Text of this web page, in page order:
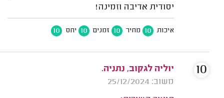
יסודית אדיבה וזמינה!
איכות 10 מחיר 10 זמנים 10 יחס 10
יוליה לגקוב, נתניה.
משוב: 25/12/2024
10